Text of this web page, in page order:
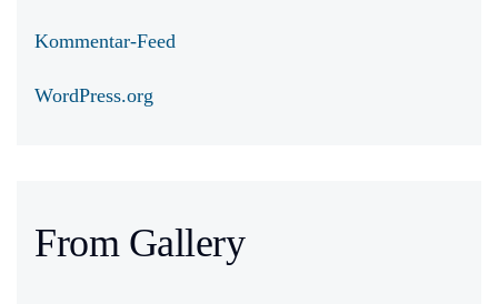
Kommentar-Feed
WordPress.org
From Gallery